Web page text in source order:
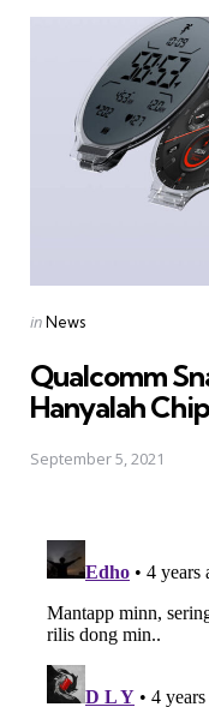
Posted
inNews
Qualcomm
Hanyalah
September 5, 2021